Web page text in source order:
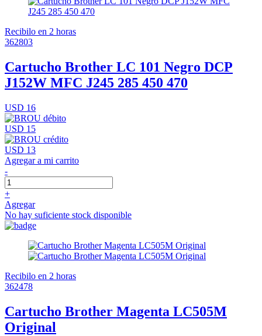
Recibilo en 2 horas
362803
Cartucho Brother LC 101 Negro DCP
J152W MFC J245 285 450 470
USD 16
USD 15
USD 13
Agregar a mi carrito
-
+
Agregar
No hay suficiente stock disponible
Recibilo en 2 horas
362478
Cartucho Brother Magenta LC505M
Original